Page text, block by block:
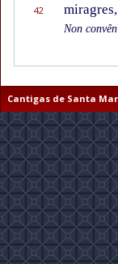
42
Non
Cantigas de Santa